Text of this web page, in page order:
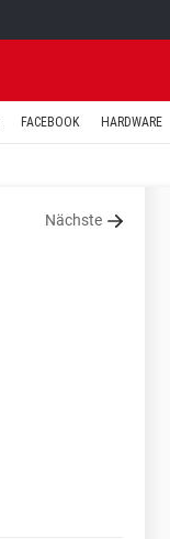
FACEBOOK HARDWARE
Nächste